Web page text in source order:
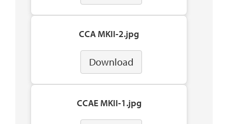
CCA MKII-2.jpg
Download
CCAE MKII-1.jpg